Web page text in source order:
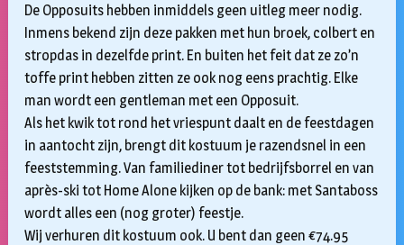
De Opposuits hebben inmiddels geen uitleg meer nodig.
Inmens bekend zijn deze pakken met hun broek, colbert en
stropdas in dezelfde print. En buiten het feit dat ze zo’n
toffe print hebben zitten ze ook nog eens prachtig. Elke
man wordt een gentleman met een Opposuit.
Als het kwik tot rond het vriespunt daalt en de feestdagen
in aantocht zijn, brengt dit kostuum je razendsnel in een
feeststemming. Van familiediner tot bedrijfsborrel en van
après-ski tot Home Alone kijken op de bank: met Santaboss
wordt alles een (nog groter) feestje.
Wij verhuren dit kostuum ook. U bent dan geen €74.95